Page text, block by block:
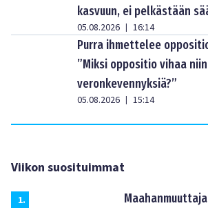
kasvuun, ei pelkästään
05.08.2026 | 16:14
Purra ihmettelee
”Miksi oppositio vihaa
veronkevennyksiä?”
05.08.2026 | 15:14
Viikon suosituimmat
1.